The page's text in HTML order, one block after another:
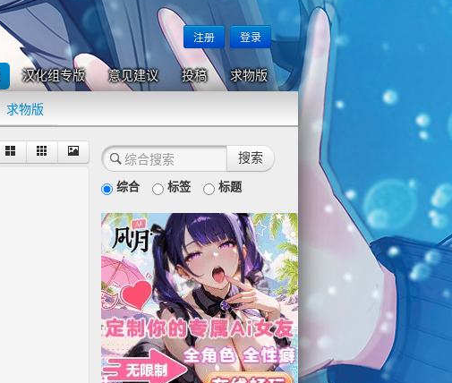
注册 登录
汉化组专版 意见建议 投稿 求物版
求物版
综合 标签 标题